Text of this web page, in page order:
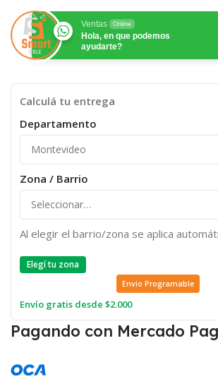
Ventas Online
Hola, en que podemos
ayudarte?
Calculá tu entrega
Departamento
Zona / Barrio
Al elegir el barrio/zona se aplica
Elegí tu zona
Envio Programable
Envío gratis desde $2.000
Pagando con Mercado